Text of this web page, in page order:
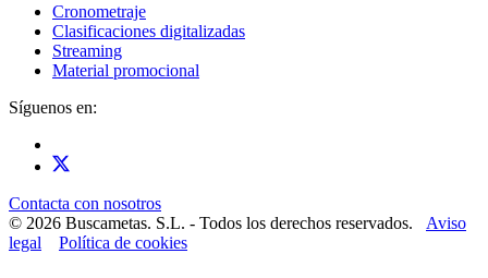
Cronometraje
Clasificaciones digitalizadas
Streaming
Material promocional
Síguenos en:
Contacta con nosotros
© 2026 Buscametas. S.L. - Todos los derechos reservados. Aviso
legal
Política de cookies